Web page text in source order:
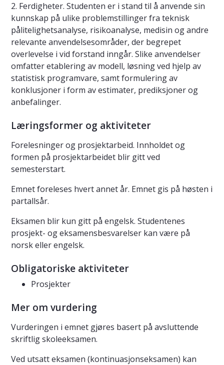
2. Ferdigheter. Studenten er i stand til å anvende sin
kunnskap på ulike problemstillinger fra teknisk
pålitelighetsanalyse, risikoanalyse, medisin og andre
relevante anvendelsesområder, der begrepet
overlevelse i vid forstand inngår. Slike anvendelser
omfatter etablering av modell, løsning ved hjelp av
statistisk programvare, samt formulering av
konklusjoner i form av estimater, prediksjoner og
anbefalinger.
Læringsformer og aktiviteter
Forelesninger og prosjektarbeid. Innholdet og
formen på prosjektarbeidet blir gitt ved
semesterstart.
Emnet foreleses hvert annet år. Emnet gis på høsten i
partallsår.
Eksamen blir kun gitt på engelsk. Studentenes
prosjekt- og eksamensbesvarelser kan være på
norsk eller engelsk.
Obligatoriske aktiviteter
Prosjekter
Mer om vurdering
Vurderingen i emnet gjøres basert på avsluttende
skriftlig skoleeksamen.
Ved utsatt eksamen (kontinuasjonseksamen) kan